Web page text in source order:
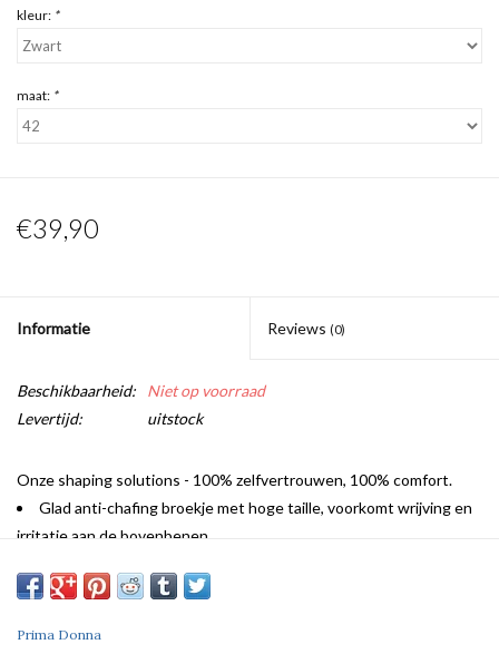
kleur: *
maat: *
€39,90
Informatie Reviews (0)
Beschikbaarheid:
Niet op voorraad
Levertijd:
uitstock
Onze shaping solutions - 100% zelfvertrouwen, 100% comfort.
Glad anti-chafing broekje met hoge taille, voorkomt wrijving en
irritatie aan de bovenbenen.
Prima Donna